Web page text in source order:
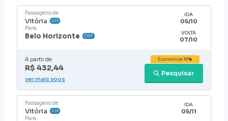
Passagens de:
Vitória VIX
Para:
Belo Horizonte CNF
IDA
05/10
VOLTA
07/10
A partir de:
R$ 432,44
Pesquisar
Economize11%
ver mais voos
Passagens de:
Vitória VIX
Para:
IDA
05/11